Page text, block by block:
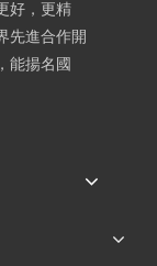
好，更精
先進合作開
能揚名國